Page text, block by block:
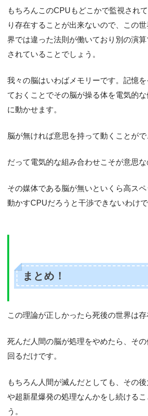
もちろんこのCPUもどこかで監視され
り存在することが出来ないので、この
界では違った法則が働いており別の演
されていることでしょう。
我々の脳はいわばメモリーです。記憶
ておくことでその脳が操る体を電気的
に動かせます。
脳が無ければ意思を持って動くことがで
だって電気的な組み合わせこそが意思な
その媒体である脳が無いといくら高ス
動かすCPUだろうと干渉できないわけで
まとめ！
この理論が正しかったら死後の世界は存
死んだ人間の脳が処理をやめたら、そ
回るだけです。
もちろん人間が滅んだとしても、その
や超新星爆発の処理なんかをし続けるこ
う。